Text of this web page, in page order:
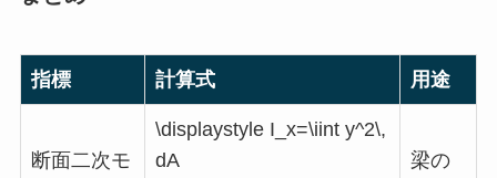
指標 計算式 用途
断面二次モ
\displaystyle I_x=\iint y^2\,
dA
梁の